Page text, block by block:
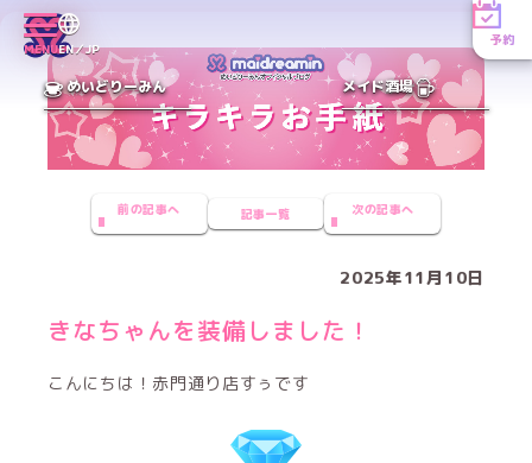
MENUEN／JP
予約
めいどりーみん メイド酒場
前の記事へ 記事一覧 次の記事へ
2025年11月10日
きなちゃんを装備しました！
こんにちは！赤門通り店すぅです